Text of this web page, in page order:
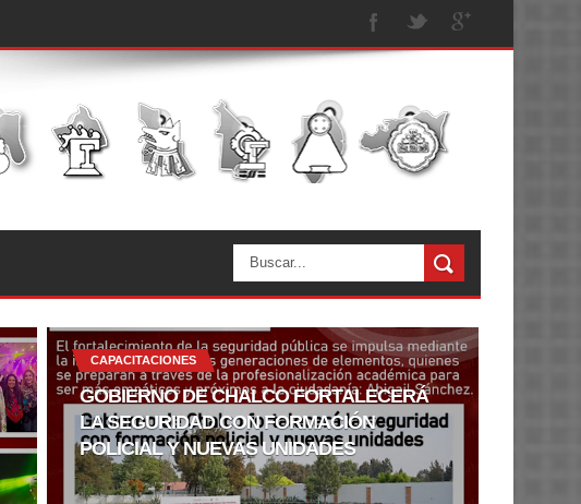
CAPACITACIONES
GOBIERNO DE CHALCO FORTALECERÁ
LA SEGURIDAD CON FORMACIÓN
POLICIAL Y NUEVAS UNIDADES